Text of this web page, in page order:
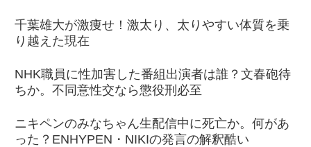
千葉雄大が激痩せ！激太り、太りやすい体質を乗
り越えた現在
NHK職員に性加害した番組出演者は誰？文春砲待
ちか。不同意性交なら懲役刑必至
ニキペンのみなちゃん生配信中に死亡か。何があ
った？ENHYPEN・NIKIの発言の解釈酷い